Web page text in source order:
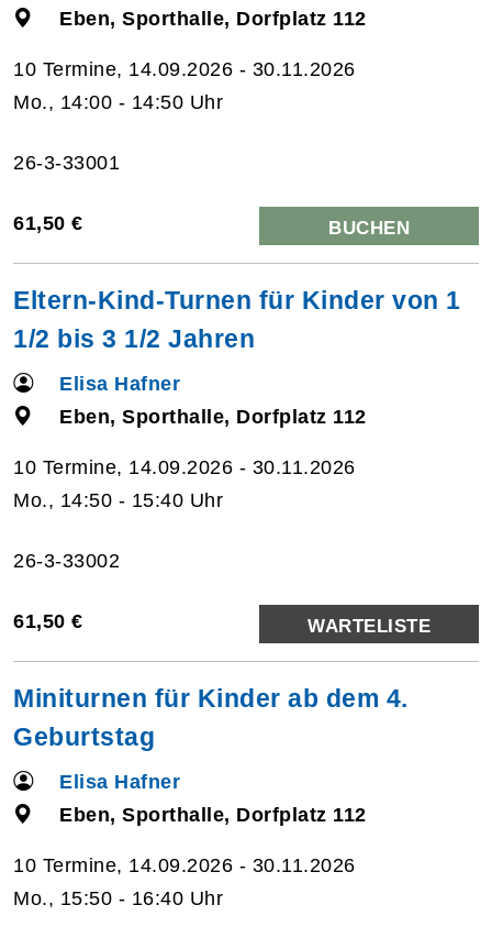
Eben, Sporthalle, Dorfplatz 112
10 Termine, 14.09.2026 - 30.11.2026
Mo., 14:00 - 14:50 Uhr
26-3-33001
61,50 € BUCHEN
Eltern-Kind-Turnen für Kinder von 1
1/2 bis 3 1/2 Jahren
Elisa Hafner
Eben, Sporthalle, Dorfplatz 112
10 Termine, 14.09.2026 - 30.11.2026
Mo., 14:50 - 15:40 Uhr
26-3-33002
61,50 € WARTELISTE
Miniturnen für Kinder ab dem 4.
Geburtstag
Elisa Hafner
Eben, Sporthalle, Dorfplatz 112
10 Termine, 14.09.2026 - 30.11.2026
Mo., 15:50 - 16:40 Uhr